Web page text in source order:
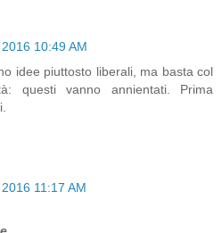
10:49 AM
idee piuttosto liberali, ma basta col
questi vanno annientati. Prima
11:17 AM